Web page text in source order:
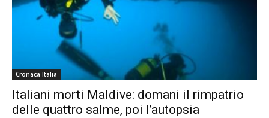
Cronaca Italia
Italiani morti Maldive: domani il rimpatrio
delle quattro salme, poi l’autopsia